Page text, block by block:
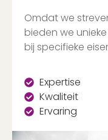
Omdat we
bieden we
bij specifieke
Expertise
Kwaliteit
Ervaring